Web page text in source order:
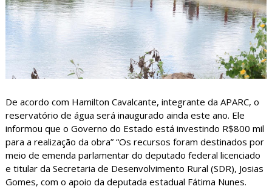
De acordo com Hamilton Cavalcante, integrante da APARC, o
reservatório de água será inaugurado ainda este ano. Ele
informou que o Governo do Estado está investindo R$800 mil
para a realização da obra” “Os recursos foram destinados por
meio de emenda parlamentar do deputado federal licenciado
e titular da Secretaria de Desenvolvimento Rural (SDR), Josias
Gomes, com o apoio da deputada estadual Fátima Nunes.